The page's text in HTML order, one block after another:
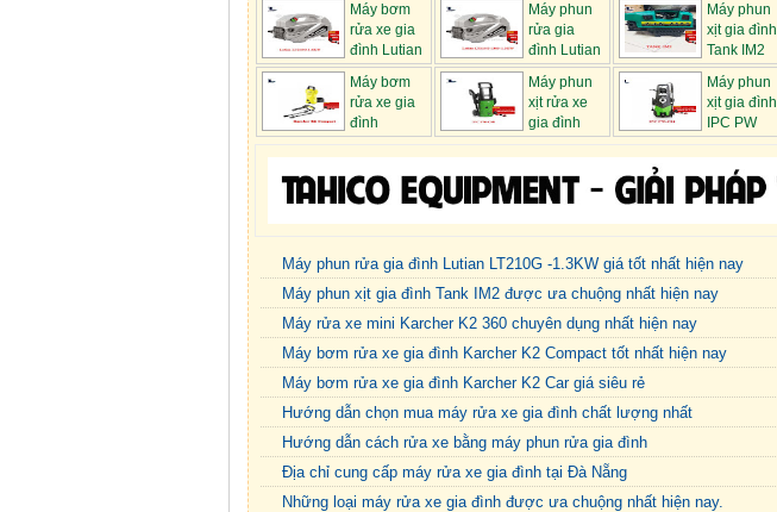
Máy bơm
rửa xe gia
đình Lutian
LT21...
Máy phun
rửa gia
đình Lutian
LT210G...
Máy phun
xịt gia đình
Tank IM2
được...
Máy bơm
rửa xe gia
đình
Máy phun
xịt rửa xe
gia đình
Máy phun
xịt gia đình
IPC PW
Máy phun rửa gia đình Lutian LT210G -1.3KW giá tốt nhất hiện nay
Máy phun xịt gia đình Tank IM2 được ưa chuộng nhất hiện nay
Máy rửa xe mini Karcher K2 360 chuyên dụng nhất hiện nay
Máy bơm rửa xe gia đình Karcher K2 Compact tốt nhất hiện nay
Máy bơm rửa xe gia đình Karcher K2 Car giá siêu rẻ
Hướng dẫn chọn mua máy rửa xe gia đình chất lượng nhất
Hướng dẫn cách rửa xe bằng máy phun rửa gia đình
Địa chỉ cung cấp máy rửa xe gia đình tại Đà Nẵng
Những loại máy rửa xe gia đình được ưa chuộng nhất hiện nay.